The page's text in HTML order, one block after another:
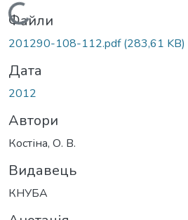
Вантажиться...
Файли
201290-108-112.pdf(283,61 KB)
Дата
2012
Автори
Костіна, О. В.
Видавець
КНУБА